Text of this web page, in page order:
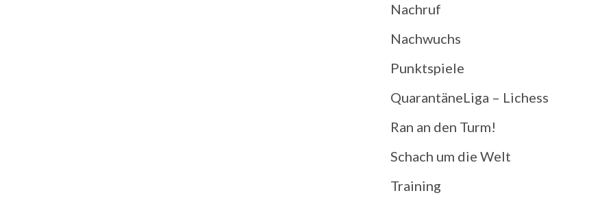
Nachruf
Nachwuchs
Punktspiele
QuarantäneLiga – Lichess
Ran an den Turm!
Schach um die Welt
Training